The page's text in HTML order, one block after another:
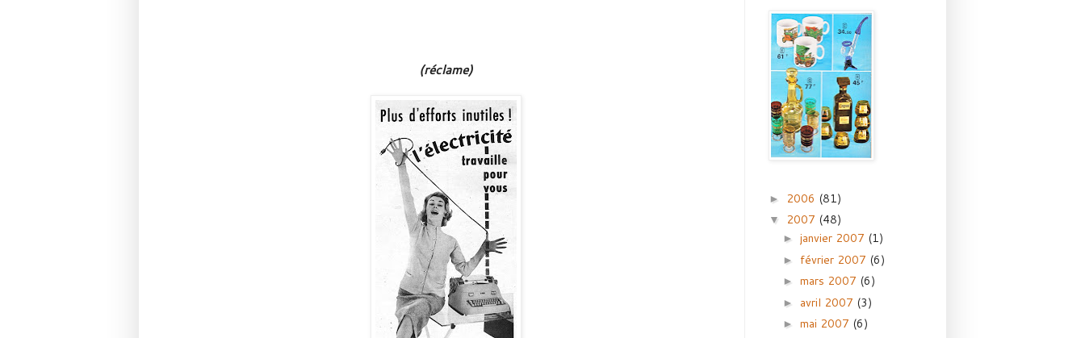
(réclame)
► 2006 (81)
▼ 2007 (48)
► janvier 2007 (1)
► février 2007 (6)
► mars 2007 (6)
► avril 2007 (3)
► mai 2007 (6)